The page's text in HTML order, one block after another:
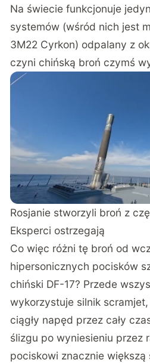
Na świecie funkcjonuje
systemów (wśród nich jest
3M22 Cyrkon) odpalany z
czyni chińską broń czymś
Rosjanie stworzyli broń z
Eksperci ostrzegają
Co więc różni tę broń od
hipersonicznych pocisków
chiński DF-17? Przede
wykorzystuje silnik
ciągły napęd przez cały
ślizgu po wyniesieniu przez
pociskowi znacznie większą